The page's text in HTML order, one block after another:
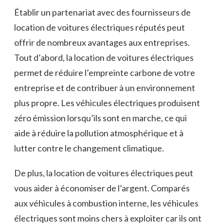
Établir un ‍partenariat avec ⁢des fournisseurs de
location de voitures électriques réputés peut
offrir de nombreux avantages⁣ aux entreprises.
Tout ​d’abord, la location de voitures électriques
permet de réduire l’empreinte carbone ⁢de⁢ votre
entreprise et‍ de contribuer à un ‍environnement
plus ⁣propre.​ Les véhicules électriques produisent
‍zéro émission lorsqu’ils⁣ sont en marche, ce qui⁤
aide à réduire la​ pollution atmosphérique et ⁤à
lutter contre le changement‍ climatique.
De plus, la location​ de‍ voitures électriques peut‍
vous ⁢aider à économiser‍ de l’argent.‍ Comparés
aux véhicules à combustion‌ interne, les véhicules
électriques sont moins chers à exploiter car ils ont